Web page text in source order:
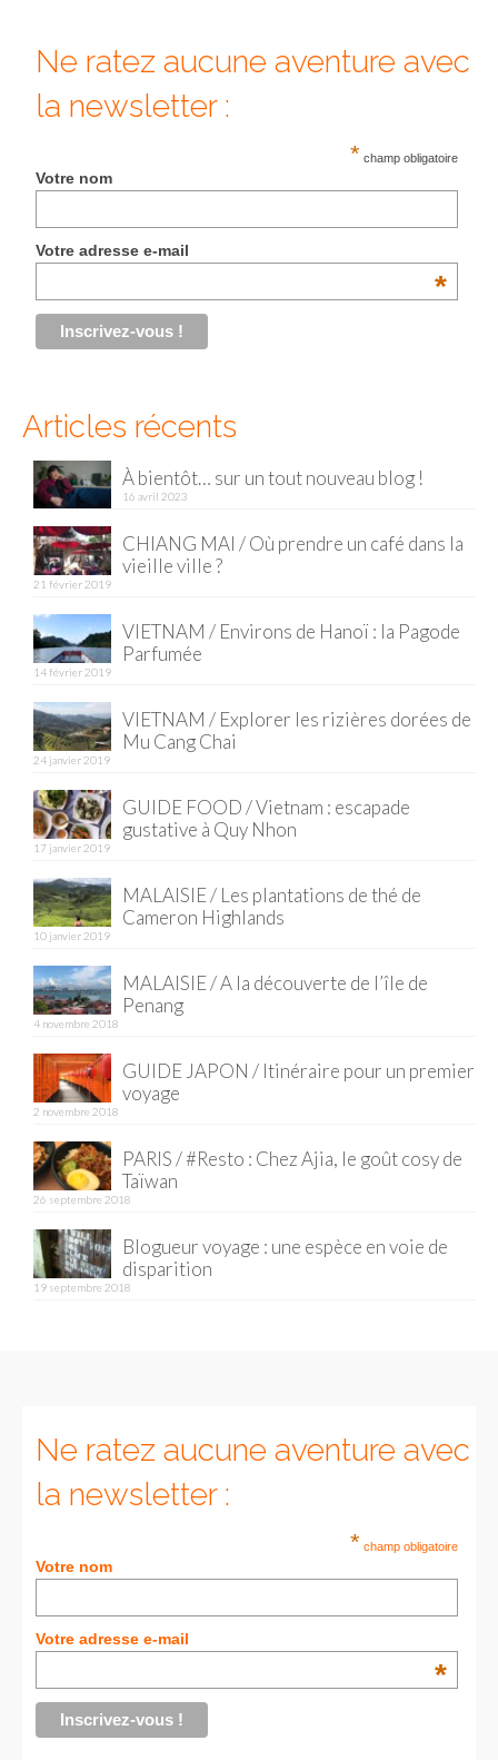
Kamakura
Kyoto
Tokyo
Malaisie
Cameron Highlands
Singapour
Vietnam
Hanoi
Hué
Mai Chau
Mu Cang Chai
Ninh Binh
Quy Nhon
EUROPE
France
Paris
Saint-Malo
Vendée
Berlin
Portugal
Lisbonne
GUIDES FOOD
– Munich
Ne ratez aucune aventure avec
la newsletter :
* champ obligatoire
Votre nom
Votre adresse e-mail
*
Articles récents
À bientôt… sur un tout nouveau blog !
16 avril 2023
CHIANG MAI / Où prendre un café dans la
vieille ville ?
21 février 2019
VIETNAM / Environs de Hanoï : la Pagode
Parfumée
14 février 2019
VIETNAM / Explorer les rizières dorées de
Mu Cang Chai
24 janvier 2019
GUIDE FOOD / Vietnam : escapade
gustative à Quy Nhon
17 janvier 2019
MALAISIE / Les plantations de thé de
Cameron Highlands
10 janvier 2019
MALAISIE / A la découverte de l’île de
Penang
4 novembre 2018
GUIDE JAPON / Itinéraire pour un premier
voyage
2 novembre 2018
PARIS / #Resto : Chez Ajia, le goût cosy de
Taïwan
26 septembre 2018
Blogueur voyage : une espèce en voie de
disparition
19 septembre 2018
Ne ratez aucune aventure avec
la newsletter :
* champ obligatoire
Votre nom
Votre adresse e-mail
*